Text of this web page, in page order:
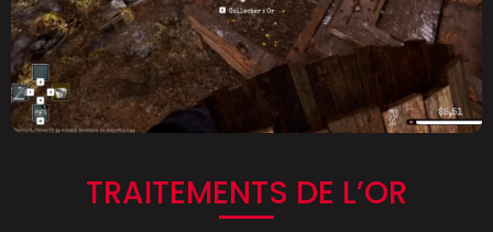
TRAITEMENTS DE L’OR